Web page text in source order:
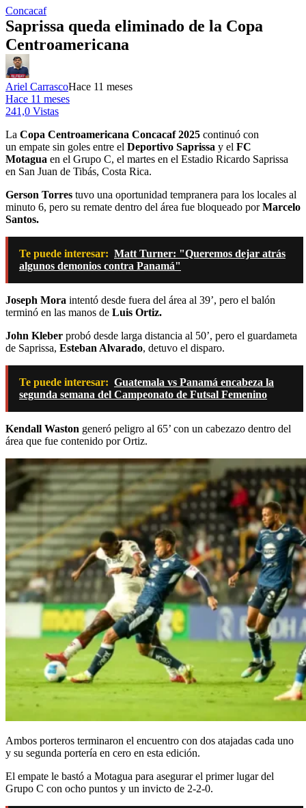
Concacaf
Saprissa queda eliminado de la Copa
Centroamericana
Ariel CarrascoHace 11 meses
Hace 11 meses
241,0 Vistas
La Copa Centroamericana Concacaf 2025 continuó con
un empate sin goles entre el Deportivo Saprissa y el FC
Motagua en el Grupo C, el martes en el Estadio Ricardo Saprissa
en San Juan de Tibás, Costa Rica.
Gerson Torres tuvo una oportunidad tempranera para los locales al
minuto 6, pero su remate dentro del área fue bloqueado porMarcelo
Santos.
Te puede interesar: Matt Turner: "Queremos dejar atrás
algunos demonios contra Panamá"
Joseph Mora intentó desde fuera del área al 39’, pero el balón
terminó en las manos de Luis Ortiz.
John Kleber probó desde larga distancia al 50’, pero el guardameta
de Saprissa, Esteban Alvarado, detuvo el disparo.
Te puede interesar: Guatemala vs Panamá encabeza la
segunda semana del Campeonato de Futsal Femenino
Kendall Waston generó peligro al 65’ con un cabezazo dentro del
área que fue contenido por Ortiz.
Ambos porteros terminaron el encuentro con dos atajadas cada uno
y su segunda portería en cero en esta edición.
El empate le bastó a Motagua para asegurar el primer lugar del
Grupo C con ocho puntos y un invicto de 2-2-0.